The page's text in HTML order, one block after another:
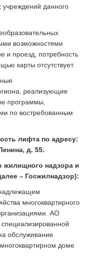
учреждений данного
возможностями
и проезд, потребность
карты отсутствует.
реализующие
программы,
по востребованным
лифта по адресу:
д. 55.
жилищного надзора и
– Госжилнадзор):
многоквартирного
АО
обслуживание
доме